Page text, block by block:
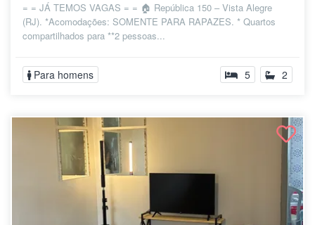
= = JÁ TEMOS VAGAS = = 🏠 República 150 – Vista Alegre
(RJ). *Acomodações: SOMENTE PARA RAPAZES. * Quartos
compartilhados para **2 pessoas...
Para homens 5 2